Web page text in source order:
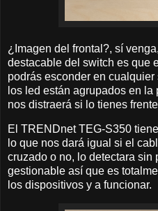
¿Imagen del frontal?, sí
destacable del switch es que
podrás esconder en
los led están agrupados en
nos distraerá si lo tienes
El TRENDnet TEG-S350
lo que nos dará igual si el
cruzado o no, lo detectara sin
gestionable así que es
los dispositivos y a funcionar.